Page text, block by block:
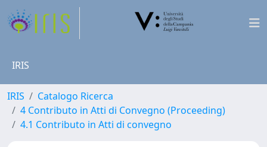
IRIS
IRIS
Catalogo Ricerca
4 Contributo in Atti di Convegno (Proceeding)
4.1 Contributo in Atti di convegno